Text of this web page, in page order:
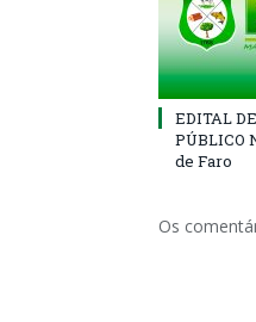
EDITAL
PÚBLICO
de Faro
Os